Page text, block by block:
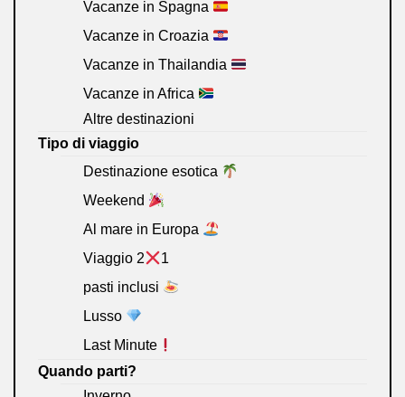
Vacanze in Spagna
Vacanze in Croazia
Vacanze in Thailandia
Vacanze in Africa
Altre destinazioni
Tipo di viaggio
Destinazione esotica
Weekend
Al mare in Europa
Viaggio 2
1
pasti inclusi
Lusso
Last Minute
Quando parti?